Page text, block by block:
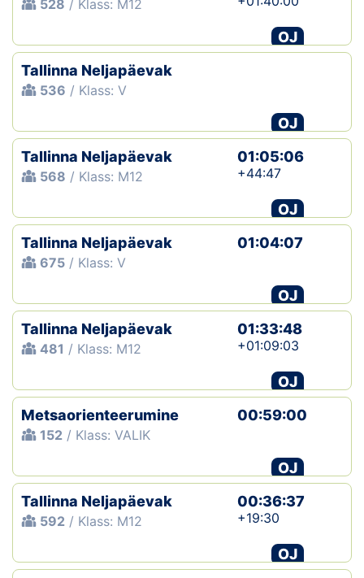
528 / Klass: M12
OJ
Tallinna Neljapäevak
536 / Klass: V
OJ
Tallinna Neljapäevak
568 / Klass: M12
01:05:06
+44:47
OJ
Tallinna Neljapäevak
675 / Klass: V
01:04:07
OJ
Tallinna Neljapäevak
481 / Klass: M12
01:33:48
+01:09:03
OJ
Metsaorienteerumine
152 / Klass: VALIK
00:59:00
OJ
Tallinna Neljapäevak
592 / Klass: M12
00:36:37
+19:30
OJ